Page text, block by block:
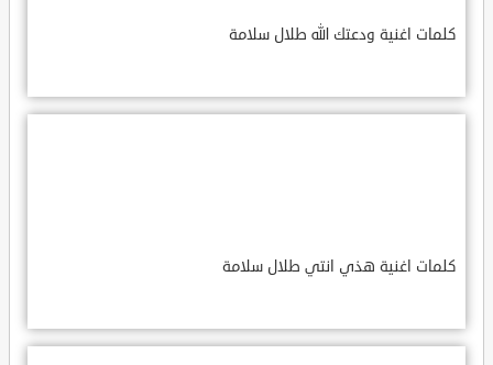
كلمات اغنية ودعتك الله طلال سلامة
كلمات اغنية هذي انتي طلال سلامة